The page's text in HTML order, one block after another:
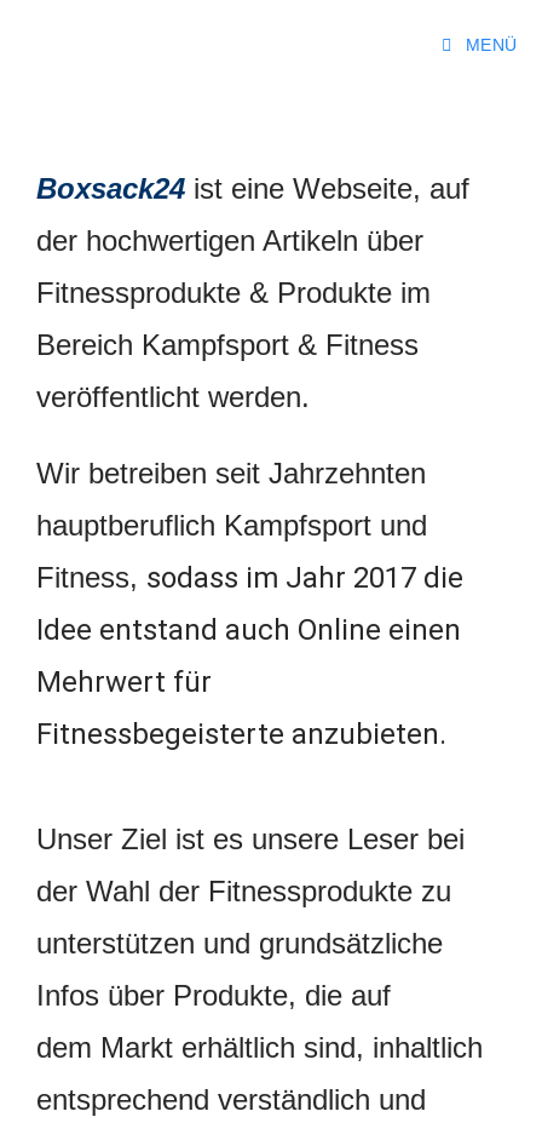
MENÜ
Boxsack24 ist eine Webseite, auf
der hochwertigen Artikeln über
Fitnessprodukte & Produkte im
Bereich Kampfsport & Fitness
veröffentlicht werden.
Wir betreiben seit Jahrzehnten
hauptberuflich Kampfsport und
Fitness, sodass im Jahr 2017 die
Idee entstand auch Online einen
Mehrwert für
Fitnessbegeisterte anzubieten.
Unser Ziel ist es unsere Leser bei
der Wahl der Fitnessprodukte zu
unterstützen und grundsätzliche
Infos über Produkte, die auf
dem Markt erhältlich sind, inhaltlich
entsprechend verständlich und